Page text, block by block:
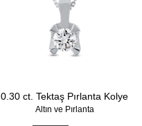
0.30 ct. Tektaş Pırlanta Kolye
Altın ve Pırlanta